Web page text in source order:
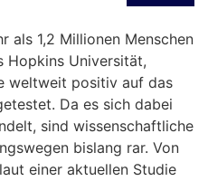
als 1,2 Millionen Menschen
Hopkins Universität,
weltweit positiv auf das
Da es sich dabei
sind wissenschaftliche
bislang rar. Von
einer aktuellen Studie